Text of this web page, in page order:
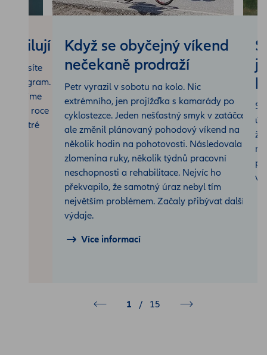
milují
nemusíte
program.
děti v roce
chytré
Když se obyčejný víkend
nečekaně prodraží
Petr vyrazil v sobotu na kolo. Nic
extrémního, jen projížďka s kamarády po
cyklostezce. Jeden nešťastný smyk v zatáčce
ale změnil plánovaný pohodový víkend na
několik hodin na pohotovosti. Následovala
zlomenina ruky, několik týdnů pracovní
neschopnosti a rehabilitace. Nejvíc ho
překvapilo, že samotný úraz nebyl tím
největším problémem. Začaly přibývat další
výdaje.
Více informací
1 / 15